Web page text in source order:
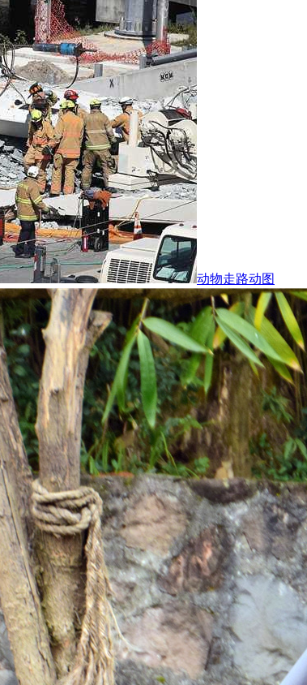
动物走路动图